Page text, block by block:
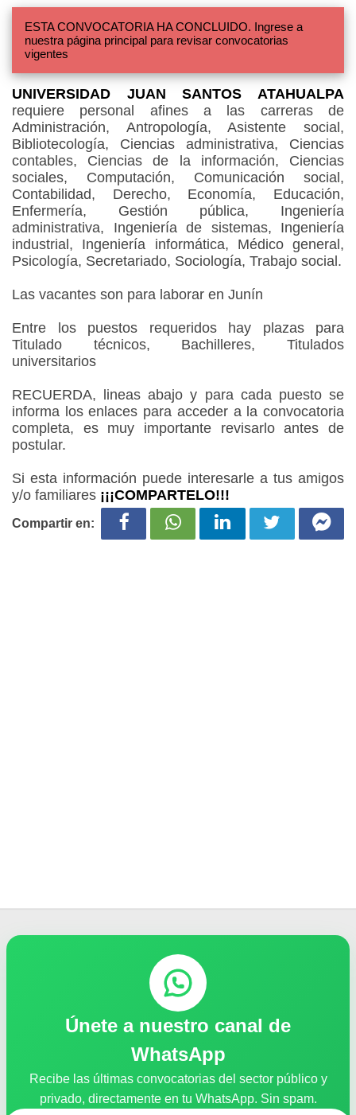
ESTA CONVOCATORIA HA CONCLUIDO. Ingrese a
nuestra página principal para revisar convocatorias
vigentes
UNIVERSIDAD JUAN SANTOS ATAHUALPA
requiere personal afines a las carreras de
Administración, Antropología, Asistente social,
Bibliotecología, Ciencias administrativa, Ciencias
contables, Ciencias de la información, Ciencias
sociales, Computación, Comunicación social,
Contabilidad, Derecho, Economía, Educación,
Enfermería, Gestión pública, Ingeniería
administrativa, Ingeniería de sistemas, Ingeniería
industrial, Ingeniería informática, Médico general,
Psicología, Secretariado, Sociología, Trabajo social.
Las vacantes son para laborar en Junín
Entre los puestos requeridos hay plazas para
Titulado técnicos, Bachilleres, Titulados
universitarios
RECUERDA, lineas abajo y para cada puesto se
informa los enlaces para acceder a la convocatoria
completa, es muy importante revisarlo antes de
postular.
Si esta información puede interesarle a tus amigos
y/o familiares ¡¡¡COMPARTELO!!!
Compartir en:
Únete a nuestro canal de
WhatsApp
Recibe las últimas convocatorias del sector público y
privado, directamente en tu WhatsApp. Sin spam.